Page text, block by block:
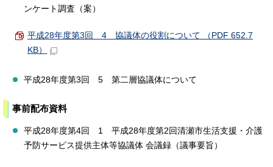
ンケート調査（案）
平成28年度第3回 4 協議体の役割について （PDF 652.7
KB）
平成28年度第3回 5 第二層協議体について
事前配布資料
平成28年度第4回 1 平成28年度第2回清瀬市生活支援・介護
予防サービス提供主体等協議体 会議録（議事要旨）